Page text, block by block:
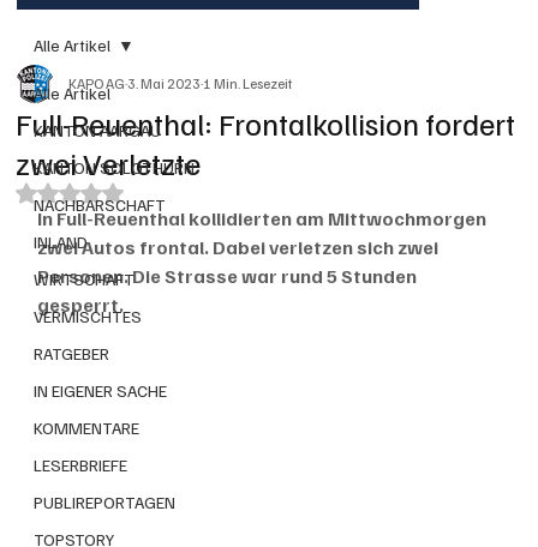
Alle Artikel
KANTON AARGAU
KANTON SOLOTHURN
NACHBARSCHAFT
INLAND
WIRTSCHAFT
VERMISCHTES
RATGEBER
IN EIGENER SACHE
KOMMENTARE
LESERBRIEFE
PUBLIREPORTAGEN
TOPSTORY
Alle Artikel
Full-Reuenthal: Frontalkollision fordert
zwei Verletzte
KAPO AG3. Mai 20231 Min. Lesezeit
Mit NaN von 5 Sternen bewertet.
In Full-Reuenthal kollidierten am Mittwochmorgen
zwei Autos frontal. Dabei verletzen sich zwei
Personen. Die Strasse war rund 5 Stunden
gesperrt.